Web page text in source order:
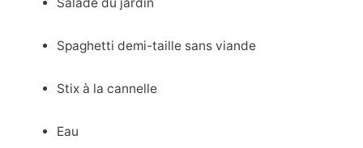
Spaghetti demi-taille sans viande
Stix à la cannelle
Eau